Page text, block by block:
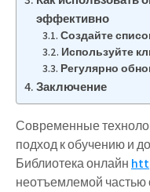
эффективно
Создайте
Используйте
Регулярно
Заключение
Современные
подход к обучению и
Библиотека онлайн
неотъемлемой частью